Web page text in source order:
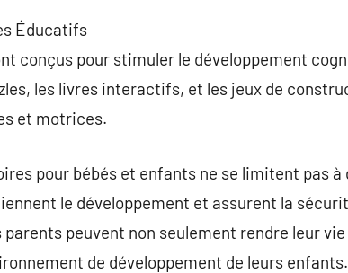
Éducatifs
conçus pour stimuler le développement
les livres interactifs, et les jeux de
et motrices.
pour bébés et enfants ne se limitent pas
le développement et assurent la
parents peuvent non seulement rendre leur
de développement de leurs enfants.